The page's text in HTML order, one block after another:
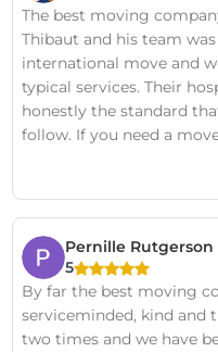
The best moving
Thibaut and his team
international move and
typical services. Their
honestly the standard
follow. If you need a
Pernille Rutgerson
5
By far the best moving
serviceminded, kind and
two times and we have